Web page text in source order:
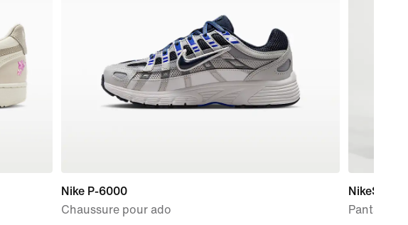
Nike P-6000
Chaussure pour ado
Pantalon